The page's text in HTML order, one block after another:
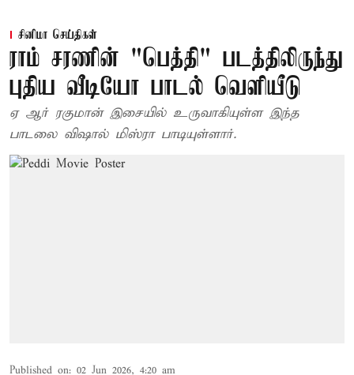
சினிமா செய்திகள்
ராம் சரணின் "பெத்தி" படத்திலிருந்து
புதிய வீடியோ பாடல் வெளியீடு
ஏ ஆர் ரகுமான் இசையில் உருவாகியுள்ள இந்த
பாடலை விஷால் மிஸ்ரா பாடியுள்ளார்.
Published on: 02 Jun 2026, 4:20 am